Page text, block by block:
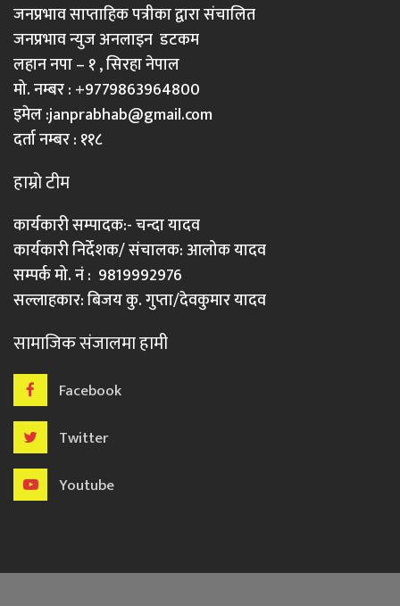
जनप्रभाव साप्ताहिक पत्रीका द्वारा संचालित
जनप्रभाव न्युज अनलाइन डटकम
लहान नपा – १ , सिरहा नेपाल
मो. नम्बर : +9779863964800
इमेल :janprabhab@gmail.com
दर्ता नम्बर : ११८
हाम्रो टीम
कार्यकारी सम्पादक:- चन्दा यादव
कार्यकारी निर्देशक/ संचालक: आलोक यादव
सम्पर्क मो. नं : 9819992976
सल्लाहकार: बिजय कु. गुप्ता/देवकुमार यादव
सामाजिक संजालमा हामी
Facebook
Twitter
Youtube